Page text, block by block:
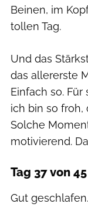
Beinen, im
tollen Tag.
Und das
das allererste
Einfach so. Für
ich bin so froh,
Solche
motivierend.
Tag 37von 45
Gut